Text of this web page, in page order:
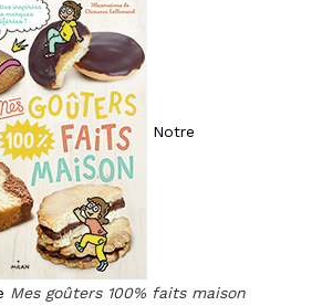
Notre
Mes goûters 100% faits maison